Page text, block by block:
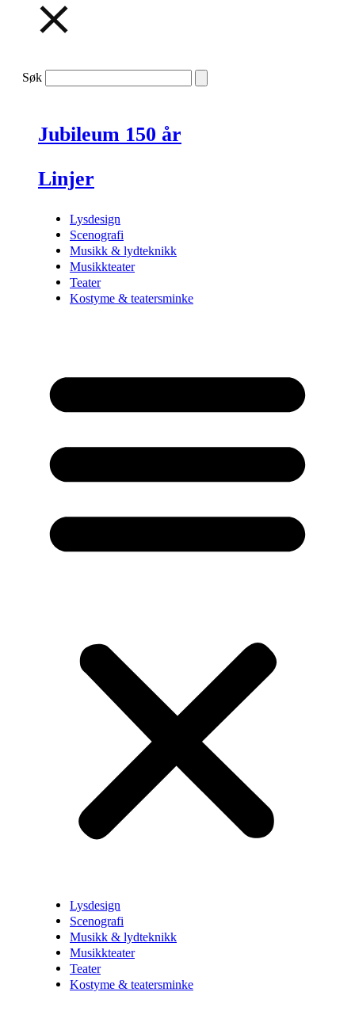
Søk
Jubileum 150 år
Linjer
Lysdesign
Scenografi
Musikk & lydteknikk
Musikkteater
Teater
Kostyme & teatersminke
Lysdesign
Scenografi
Musikk & lydteknikk
Musikkteater
Teater
Kostyme & teatersminke